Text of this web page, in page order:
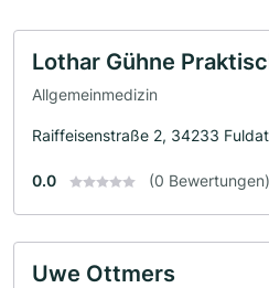
Lothar Gühne
Allgemeinmedizin
Raiffeisenstraße 2, 34233
0.0 (0 Bewertungen)
Uwe Ottmers